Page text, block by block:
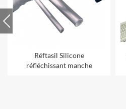
Réftasil Silicone
réfléchissant manche